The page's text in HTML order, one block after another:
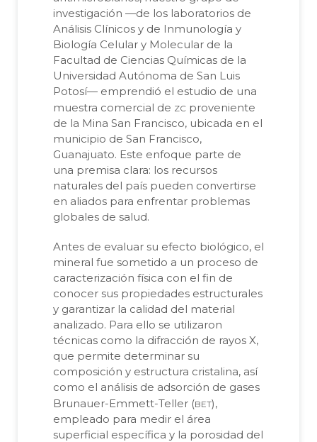
investigación —de los laboratorios de
Análisis Clínicos y de Inmunología y
Biología Celular y Molecular de la
Facultad de Ciencias Químicas de la
Universidad Autónoma de San Luis
Potosí— emprendió el estudio de una
muestra comercial de zc proveniente
de la Mina San Francisco, ubicada en el
municipio de San Francisco,
Guanajuato. Este enfoque parte de
una premisa clara: los recursos
naturales del país pueden convertirse
en aliados para enfrentar problemas
globales de salud.
Antes de evaluar su efecto biológico, el
mineral fue sometido a un proceso de
caracterización física con el fin de
conocer sus propiedades estructurales
y garantizar la calidad del material
analizado. Para ello se utilizaron
técnicas como la difracción de rayos X,
que permite determinar su
composición y estructura cristalina, así
como el análisis de adsorción de gases
Brunauer-Emmett-Teller (bet),
empleado para medir el área
superficial específica y la porosidad del